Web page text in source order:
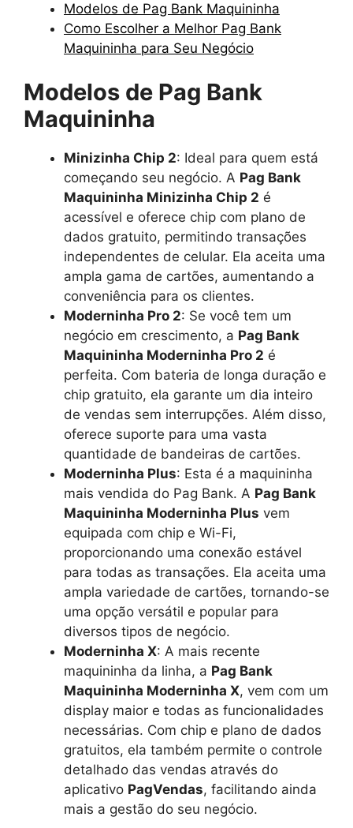
Modelos de Pag Bank Maquininha
Como Escolher a Melhor Pag Bank
Maquininha para Seu Negócio
Modelos de Pag Bank
Maquininha
Minizinha Chip 2: Ideal para quem está
começando seu negócio. A Pag Bank
Maquininha Minizinha Chip 2 é
acessível e oferece chip com plano de
dados gratuito, permitindo transações
independentes de celular. Ela aceita uma
ampla gama de cartões, aumentando a
conveniência para os clientes.
Moderninha Pro 2: Se você tem um
negócio em crescimento, a Pag Bank
Maquininha Moderninha Pro 2 é
perfeita. Com bateria de longa duração e
chip gratuito, ela garante um dia inteiro
de vendas sem interrupções. Além disso,
oferece suporte para uma vasta
quantidade de bandeiras de cartões.
Moderninha Plus: Esta é a maquininha
mais vendida do Pag Bank. A Pag Bank
Maquininha Moderninha Plus vem
equipada com chip e Wi-Fi,
proporcionando uma conexão estável
para todas as transações. Ela aceita uma
ampla variedade de cartões, tornando-se
uma opção versátil e popular para
diversos tipos de negócio.
Moderninha X: A mais recente
maquininha da linha, a Pag Bank
Maquininha Moderninha X, vem com um
display maior e todas as funcionalidades
necessárias. Com chip e plano de dados
gratuitos, ela também permite o controle
detalhado das vendas através do
aplicativo PagVendas, facilitando ainda
mais a gestão do seu negócio.